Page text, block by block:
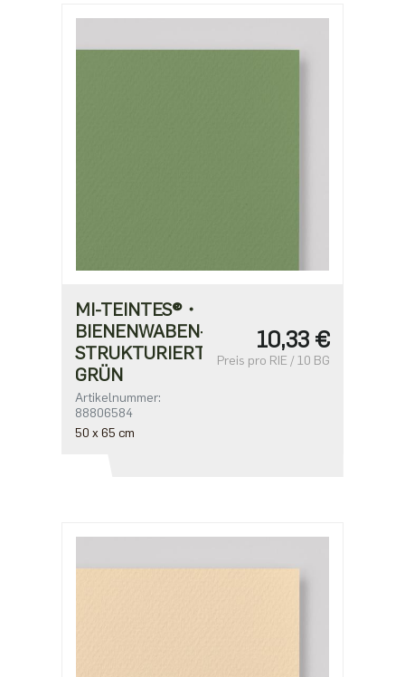
MI-TEINTES®・
BIENENWABEN-
STRUKTURIERT・
GRÜN
Artikelnummer:
88806584
50 x 65 cm
10,33 €
Preis pro RIE / 10 BG